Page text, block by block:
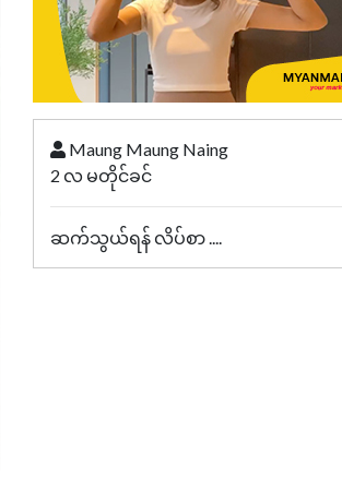
Maung Maung Naing
2 လ မတိုင်ခင်
ဆက်သွယ်ရန် လိပ်စာ ....